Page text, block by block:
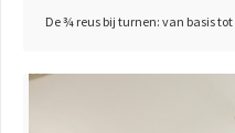
De ¾ reus bij turnen: van basis